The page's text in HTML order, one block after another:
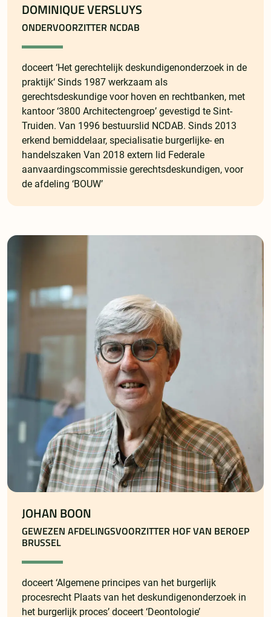
DOMINIQUE VERSLUYS
ONDERVOORZITTER NCDAB
doceert ‘Het gerechtelijk deskundigenonderzoek in de
praktijk‘ Sinds 1987 werkzaam als
gerechtsdeskundige voor hoven en rechtbanken, met
kantoor ‘3800 Architectengroep’ gevestigd te Sint-
Truiden. Van 1996 bestuurslid NCDAB. Sinds 2013
erkend bemiddelaar, specialisatie burgerlijke- en
handelszaken Van 2018 extern lid Federale
aanvaardingscommissie gerechtsdeskundigen, voor
de afdeling ‘BOUW’
JOHAN BOON
GEWEZEN AFDELINGSVOORZITTER HOF VAN BEROEP
BRUSSEL
doceert ‘Algemene principes van het burgerlijk
procesrecht Plaats van het deskundigenonderzoek in
het burgerlijk proces’ doceert ‘Deontologie’